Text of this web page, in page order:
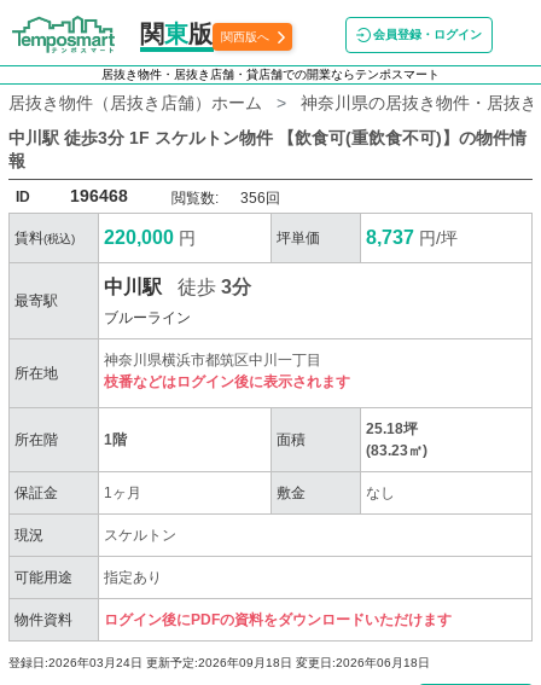
関東版 関西版へ 会員登録・ログイン
居抜き物件・居抜き店舗・貸店舗での開業ならテンポスマート
居抜き物件（居抜き店舗）ホーム
神奈川県の居抜き物件・居抜
中川駅 徒歩3分 1F スケルトン物件 【飲食可(重飲食不可)】 の物件情
報
ID 196468 閲覧数: 356回
賃料(税込) 220,000 円 坪単価 8,737 円/坪
最寄駅
中川駅 徒歩3分
ブルーライン
所在地
神奈川県横浜市都筑区中川一丁目
枝番などはログイン後に表示されます
所在階 1階 面積
25.18坪
(83.23㎡)
保証金 1ヶ月 敷金 なし
現況 スケルトン
可能用途 指定あり
物件資料 ログイン後にPDFの資料をダウンロードいただけます
登録日:2026年03月24日 更新予定:2026年09月18日 変更日:2026年06月18日